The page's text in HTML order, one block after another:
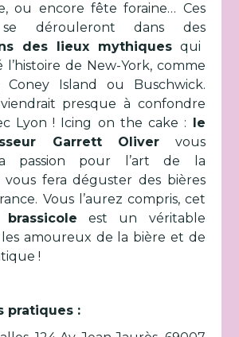
ou encore fête foraine… Ces
se dérouleront dans des
des lieux mythiquesqui
de New-York, comme
Coney Island ou Buschwick.
presque à confondre
Lyon ! Icing on the cake : le
Garrett Oliver vous
passion pour l’art de la
fera déguster des bières
Vous l’aurez compris, cet
est un véritable
amoureux de la bière et de
!
pratiques :